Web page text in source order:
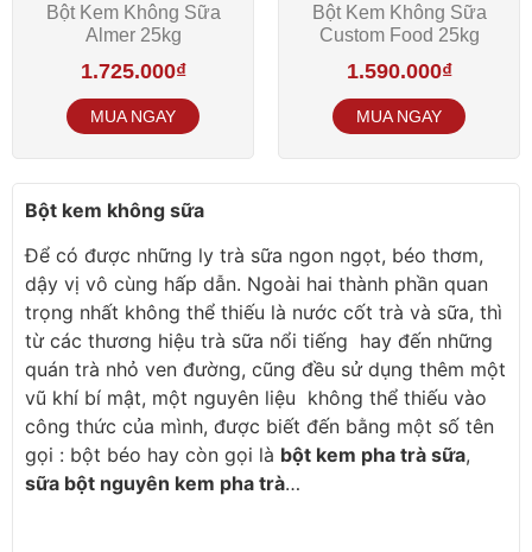
Bột Kem Không Sữa
Almer 25kg
1.725.000₫
Bột Kem Không Sữa
Custom Food 25kg
1.590.000₫
Bột kem không sữa
Để có được những ly trà sữa ngon ngọt, béo thơm,
dậy vị vô cùng hấp dẫn. Ngoài hai thành phần quan
trọng nhất không thể thiếu là nước cốt trà và sữa, thì
từ các thương hiệu trà sữa nổi tiếng hay đến những
quán trà nhỏ ven đường, cũng đều sử dụng thêm một
vũ khí bí mật, một nguyên liệu không thể thiếu vào
công thức của mình, được biết đến bằng một số tên
gọi : bột béo hay còn gọi là bột kem pha trà sữa,
sữa bột nguyên kem pha trà…